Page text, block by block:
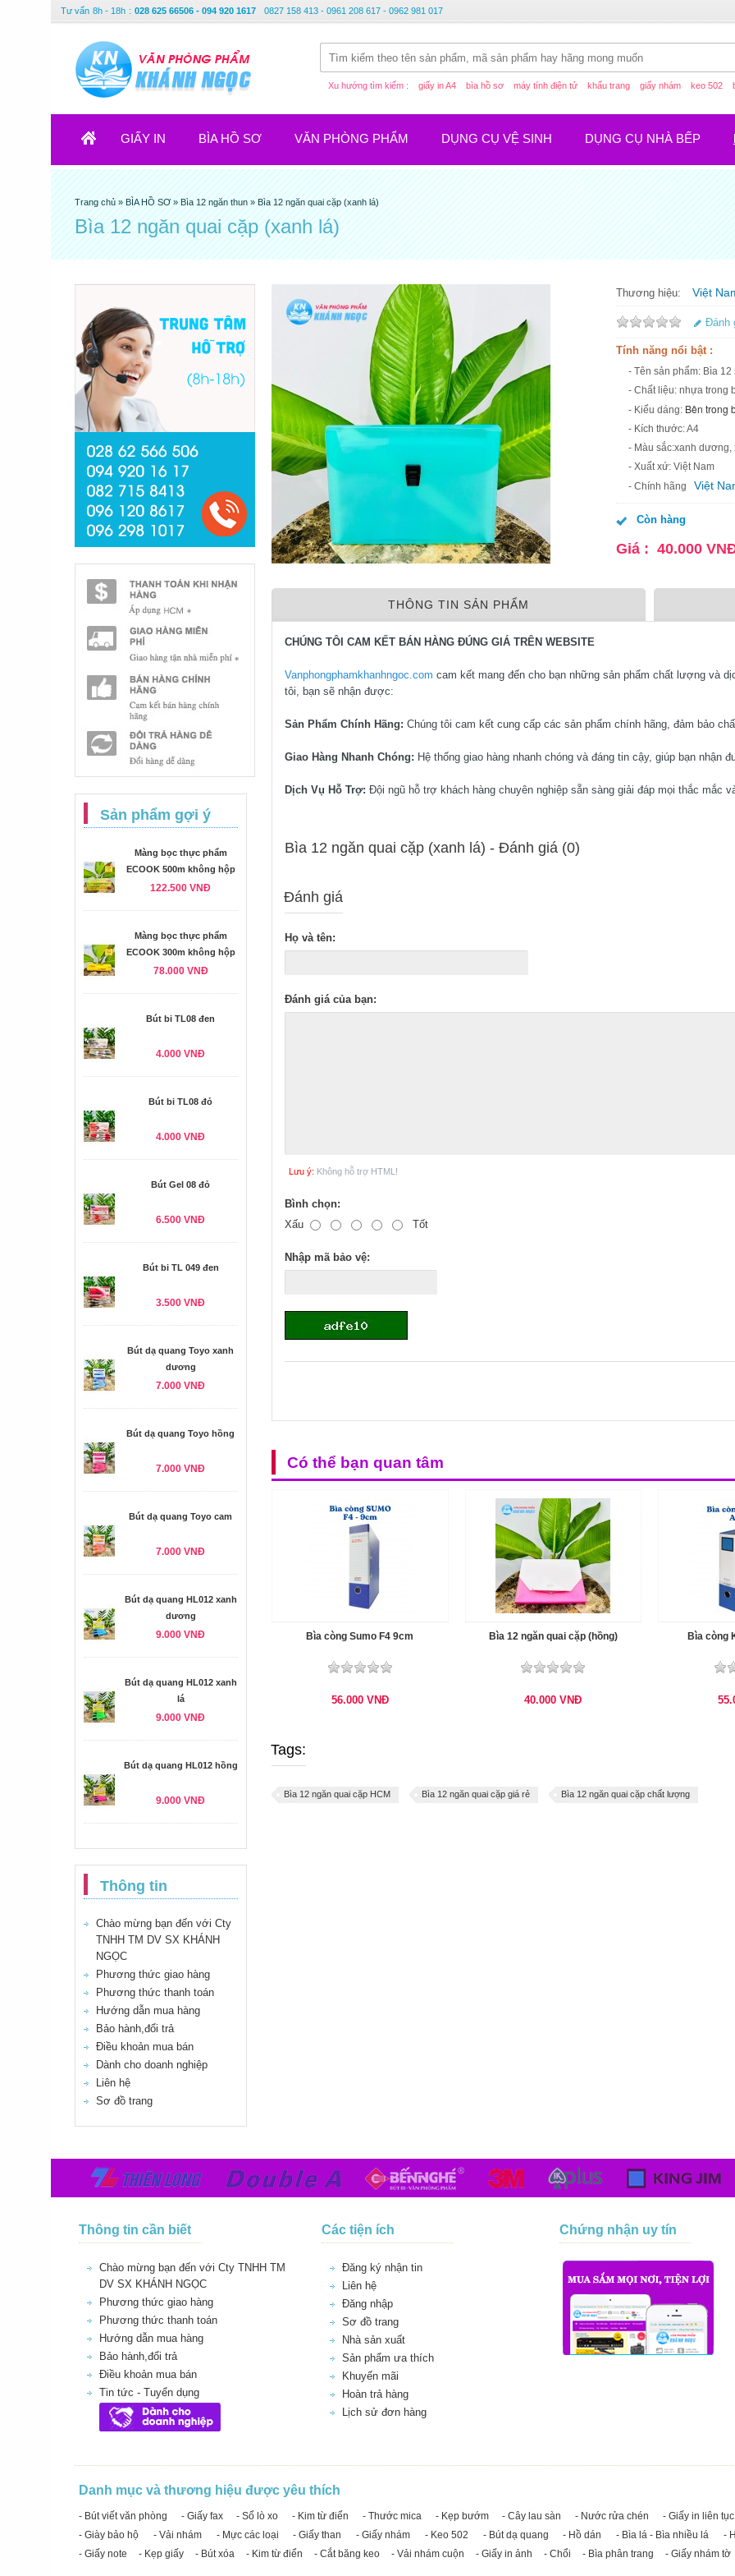
Tư vấn 8h - 18h : 028 625 66506 - 094 920 1617 0827 158 413 - 0961 208 617 - 0962 981 017
Xu hướng tìm kiếm : giấy in A4 bìa hồ sơ máy tính điện tử khẩu trang giấy nhám keo 502
GIẤY IN BÌA HỒ SƠ VĂN PHÒNG PHẨM DỤNG CỤ VỆ SINH DỤNG CỤ NHÀ BẾP
Trang chủ»BÌA HỒ SƠ »Bìa 12 ngăn thun »Bìa 12 ngăn quai cặp (xanh lá)
Bìa 12 ngăn quai cặp (xanh lá)
Sản phẩm gợi ý
Màng bọc thực phẩm
ECOOK 500m không hộp
122.500 VNĐ
Màng bọc thực phẩm
ECOOK 300m không hộp
78.000 VNĐ
Bút bi TL08 đen
4.000 VNĐ
Bút bi TL08 đỏ
4.000 VNĐ
Bút Gel 08 đỏ
6.500 VNĐ
Bút bi TL 049 đen
3.500 VNĐ
Bút dạ quang Toyo xanh
dương
7.000 VNĐ
Bút dạ quang Toyo hồng
7.000 VNĐ
Bút dạ quang Toyo cam
7.000 VNĐ
Bút dạ quang HL012 xanh
dương
9.000 VNĐ
Bút dạ quang HL012 xanh
lá
9.000 VNĐ
Bút dạ quang HL012 hồng
9.000 VNĐ
Thông tin
Chào mừng bạn đến với Cty
TNHH TM DV SX KHÁNH
NGỌC
Phương thức giao hàng
Phương thức thanh toán
Hướng dẫn mua hàng
Bảo hành,đổi trả
Điều khoản mua bán
Dành cho doanh nghiệp
Liên hệ
Sơ đồ trang
Thương hiệu: Việt
Đánh
Tính năng nổi bật :
- Tên sản phẩm: Bìa
- Chất liệu: nhựa trong
- Kiểu dáng: Bên trong
- Kích thước: A4
- Màu sắc:xanh dương,
- Xuất xứ: Việt Nam
- Chính hãng
Việt
Còn hàng
Giá : 40.000
THÔNG TIN SẢN PHẨM
CHÚNG TÔI CAM KẾT BÁN HÀNG ĐÚNG GIÁ TRÊN WEBSITE
Vanphongphamkhanhngoc.com cam kết mang đến cho bạn những sản phẩm chất lượng và
tôi, bạn sẽ nhận được:
Sản Phẩm Chính Hãng: Chúng tôi cam kết cung cấp các sản phẩm chính hãng, đảm bảo
Giao Hàng Nhanh Chóng: Hệ thống giao hàng nhanh chóng và đáng tin cậy, giúp bạn nhận
Dịch Vụ Hỗ Trợ: Đội ngũ hỗ trợ khách hàng chuyên nghiệp sẵn sàng giải đáp mọi thắc mắc
Bìa 12 ngăn quai cặp (xanh lá) - Ðánh giá (0)
Đánh giá
Họ và tên:
Đánh giá của bạn:
Lưu ý: Không hỗ trợ HTML!
Bình chọn:
Xấu
Tốt
Nhập mã bảo vệ:
Có thể bạn quan tâm
Bìa còng Sumo F4 9cm
56.000 VNĐ
Bìa 12 ngăn quai cặp (hồng)
40.000VNĐ
Bìa còng
Tags:
Bìa 12 ngăn quai cặp HCM Bìa 12 ngăn quai cặp giá rẻ Bìa 12 ngăn quai cặp chất lượng
Thông tin cần biết
Chào mừng bạn đến với Cty TNHH TM
DV SX KHÁNH NGỌC
Phương thức giao hàng
Phương thức thanh toán
Hướng dẫn mua hàng
Bảo hành,đổi trả
Điều khoản mua bán
Tin tức - Tuyển dụng
Các tiện ích
Đăng ký nhận tin
Liên hệ
Đăng nhập
Sơ đồ trang
Nhà sản xuất
Sản phẩm ưa thích
Khuyến mãi
Hoàn trả hàng
Lịch sử đơn hàng
Chứng nhận uy tín
Danh mục và thương hiệu được yêu thích
- Bút viết văn phòng - Giấy fax - Sổ lò xo - Kim từ điển - Thước mica - Kẹp bướm - Cây lau sàn - Nước rửa chén - Giấy in liên tục
- Giày bảo hộ
- Vải nhám - Mực các loại - Giấy than - Giấy nhám - Keo 502 - Bút dạ quang - Hồ dán - Bìa lá - Bìa nhiều lá -
- Giấy note
- Kẹp giấy - Bút xóa - Kim từ điển - Cắt băng keo - Vải nhám cuộn - Giấy in ảnh - Chổi - Bìa phân trang - Giấy nhám tờ